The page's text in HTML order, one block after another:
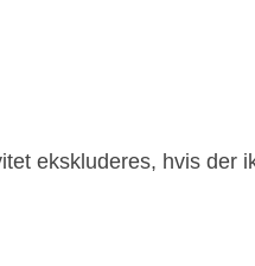
ekskluderes, hvis